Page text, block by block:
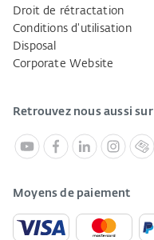
Droit de rétractation
Conditions d'utilisation
Disposal
Corporate Website
Retrouvez nous aussi sur
Moyens de paiement